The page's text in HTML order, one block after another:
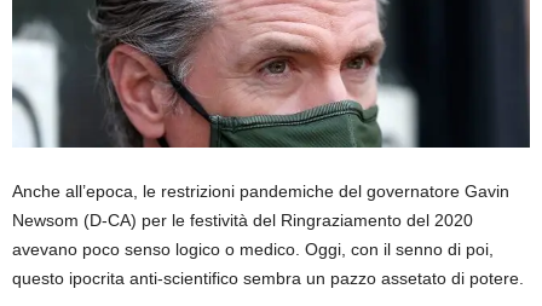
Anche all’epoca, le restrizioni pandemiche del governatore Gavin
Newsom (D-CA) per le festività del Ringraziamento del 2020
avevano poco senso logico o medico. Oggi, con il senno di poi,
questo ipocrita anti-scientifico sembra un pazzo assetato di potere.